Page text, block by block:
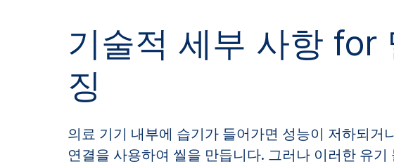
기술적 세부 사항 for
징
의료 기기 내부에 습기가 들어가면 성능이 저하되거
연결을 사용하여 씰을 만듭니다. 그러나 이러한 유